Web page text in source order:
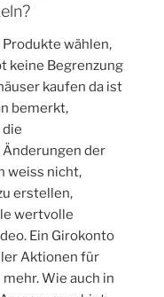
wählen,
keine Begrenzung
kaufen da ist
bemerkt,
der
weiss nicht,
erstellen,
wertvolle
Ein Girokonto
Aktionen für
Wie auch in